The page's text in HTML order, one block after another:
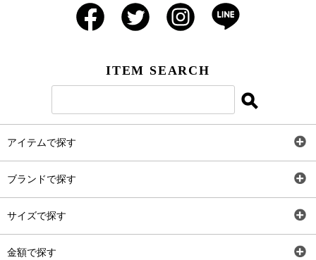
ITEM SEARCH
アイテムで探す
ブランドで探す
サイズで探す
金額で探す